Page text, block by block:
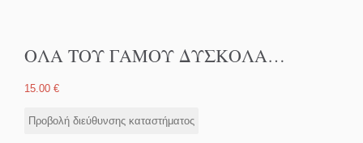
ΟΛΑ ΤΟΥ ΓΑΜΟΥ ΔΥΣΚΟΛΑ…
15.00 €
Προβολή διεύθυνσης καταστήματος